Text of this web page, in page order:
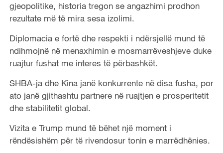
gjeopolitike, historia tregon se angazhimi prodhon
rezultate më të mira sesa izolimi.
Diplomacia e fortë dhe respekti i ndërsjellë mund të
ndihmojnë në menaxhimin e mosmarrëveshjeve duke
ruajtur fushat me interes të përbashkët.
SHBA-ja dhe Kina janë konkurrente në disa fusha, por
ato janë gjithashtu partnere në ruajtjen e prosperitetit
dhe stabilitetit global.
Vizita e Trump mund të bëhet një moment i
rëndësishëm për të rivendosur tonin e marrëdhënies.